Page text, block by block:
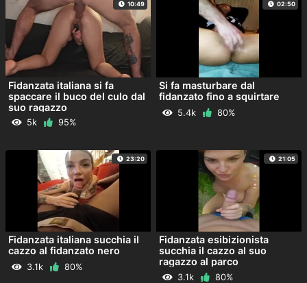
10:49
Fidanzata italiana si fa
spaccare il buco del culo dal
suo ragazzo
5k 95%
02:50
Si fa masturbare dal
fidanzato fino a squirtare
5.4k 80%
23:20
Fidanzata italiana succhia il
cazzo al fidanzato nero
3.1k 80%
21:05
Fidanzata esibizionista
succhia il cazzo al suo
ragazzo al parco
3.1k 80%